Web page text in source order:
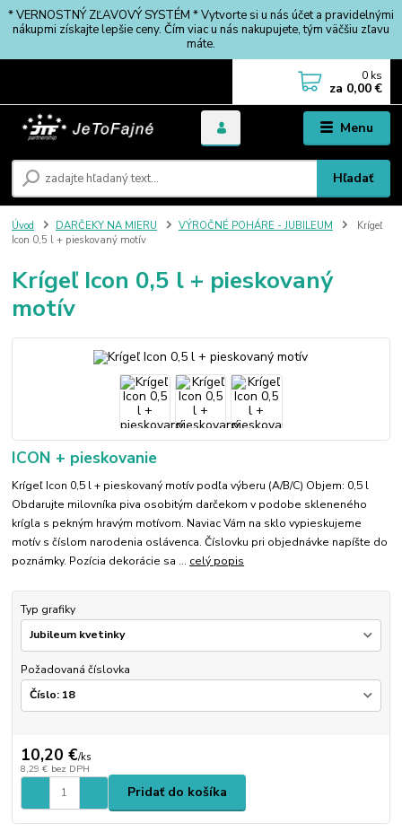
* VERNOSTNÝ ZĽAVOVÝ SYSTÉM * Vytvorte si u nás účet a pravidelnými
nákupmi získajte lepšie ceny. Čím viac u nás nakupujete, tým väčšiu zľavu
máte.
Menu
Hľadať
0 ks
za 0,00 €
Úvod DARČEKY NA MIERU VÝROČNÉ POHÁRE - JUBILEUM
Krígeľ
Icon 0,5 l + pieskovaný motív
Krígeľ Icon 0,5 l + pieskovaný
motív
ICON + pieskovanie
Krígeľ Icon 0,5 l + pieskovaný motív podľa výberu (A/B/C) Objem: 0,5 l
Obdarujte milovníka piva osobitým darčekom v podobe skleneného
krígla s pekným hravým motívom. Naviac Vám na sklo vypieskujeme
motív s číslom narodenia oslávenca. Číslovku pri objednávke napíšte do
poznámky. Pozícia dekorácie sa ... celý popis
Typ grafiky
Požadovaná číslovka
10,20 €/ks
8,29 € bez DPH
Pridať do košíka